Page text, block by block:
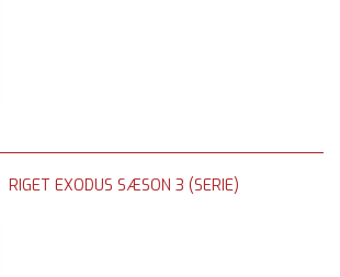
RIGET EXODUS SÆSON 3 (SERIE)